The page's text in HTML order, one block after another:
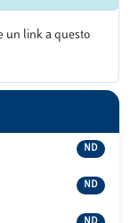
un link a questo
ND
ND